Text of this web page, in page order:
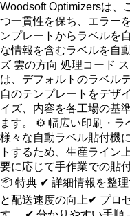
Woodsoft Optimizersは、
つ一貫性を保ち、エラー
ンプレートからラベルを
な情報を含むラベルを自
ズ 雲の方向 処理コード
は、デフォルトのラベル
自のテンプレートをデザ
イズ、内容を各工場の基
ます。 ⚙ 幅広い印刷・ラ
様々な自動ラベル貼付機
トするため、生産ライン
要に応じて手作業での貼
📦 特典 ✔ 詳細情報を整
と配送速度の向上✔ プロ